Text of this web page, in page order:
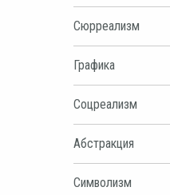
Сюрреализм
Графика
Соцреализм
Абстракция
Символизм